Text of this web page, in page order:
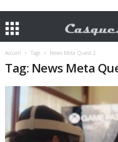
Accueil Tags News Meta Quest 2
Tag: News Meta